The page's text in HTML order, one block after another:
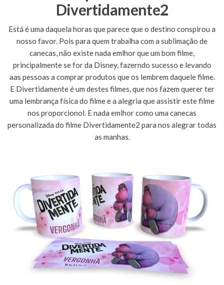
Divertidamente2
Está é uma daquela horas que parece que o destino conspirou a
nosso favor. Pois para quem trabalha com a sublimação de
canecas, não existe nada emlhor que um bom filme,
principalmente se for da Disney, fazerndo sucesso e levando
aas pessoas a comprar produtos que os lembrem daquele filme.
E Divertidamente é um destes filmes, que nos fazem querer ter
uma lembrança física do filme e a alegria que assistir este filme
nos proporcionol. E nada emlhor como uma canecas
personalizada do filme Divertidamente2 para nos alegrar todas
as manhas.